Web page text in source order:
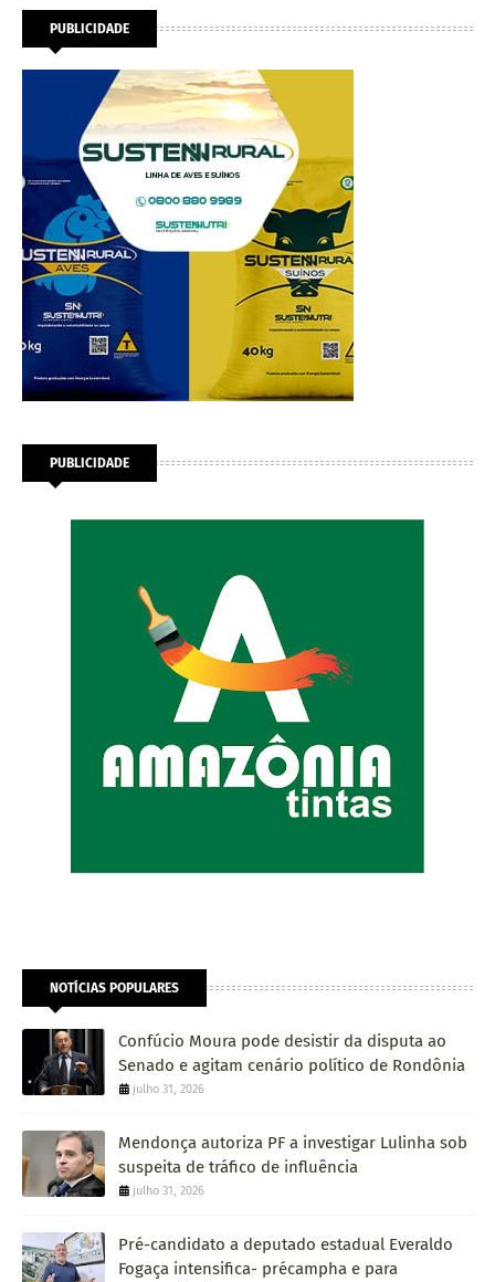
PUBLICIDADE
PUBLICIDADE
NOTÍCIAS POPULARES
Confúcio Moura pode desistir da disputa ao
Senado e agitam cenário político de Rondônia
julho 31, 2026
Mendonça autoriza PF a investigar Lulinha sob
suspeita de tráfico de influência
julho 31, 2026
Pré-candidato a deputado estadual Everaldo
Fogaça intensifica- précampha e para